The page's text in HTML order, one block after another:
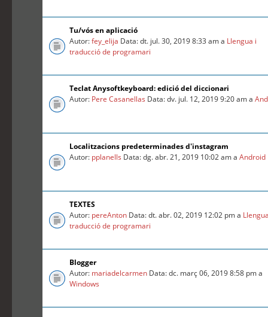
Tu/vós en aplicació
Autor:fey_elija Data: dt. jul. 30, 2019 8:33 am a Llengua i
traducció de programari
Teclat Anysoftkeyboard: edició del diccionari
Autor: Pere Casanellas Data: dv. jul. 12, 2019 9:20 am a
Localitzacions predeterminades d'instagram
Autor: pplanells Data: dg. abr. 21, 2019 10:02 am aAndroid
TEXTES
Autor: pereAnton Data: dt. abr. 02, 2019 12:02 pm a
traducció de programari
Blogger
Autor: mariadelcarmen Data: dc. març 06, 2019 8:58 pm a
Windows